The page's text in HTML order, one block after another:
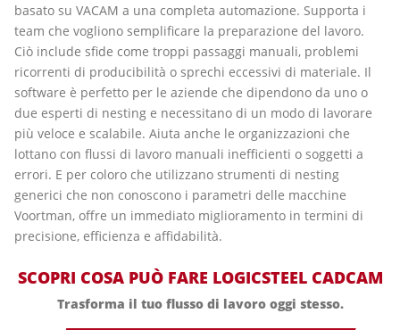
basato su VACAM a una completa automazione. Supporta i
team che vogliono semplificare la preparazione del lavoro.
Ciò include sfide come troppi passaggi manuali, problemi
ricorrenti di producibilità o sprechi eccessivi di materiale. Il
software è perfetto per le aziende che dipendono da uno o
due esperti di nesting e necessitano di un modo di lavorare
più veloce e scalabile. Aiuta anche le organizzazioni che
lottano con flussi di lavoro manuali inefficienti o soggetti a
errori. E per coloro che utilizzano strumenti di nesting
generici che non conoscono i parametri delle macchine
Voortman, offre un immediato miglioramento in termini di
precisione, efficienza e affidabilità.
SCOPRI COSA PUÒ FARE LOGICSTEEL CADCAM
Trasforma il tuo flusso di lavoro oggi stesso.